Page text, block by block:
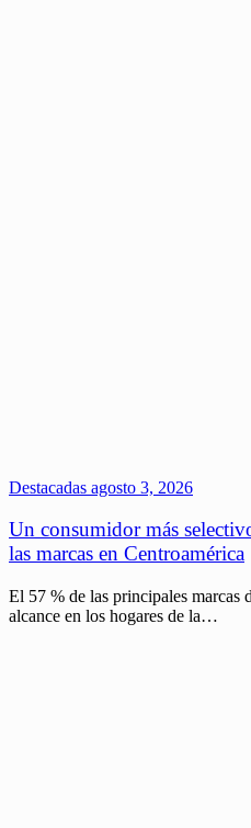
Destacadas agosto 3, 2026
Un consumidor más
las marcas en Centroamérica
El 57 % de las principales marcas
alcance en los hogares de la…